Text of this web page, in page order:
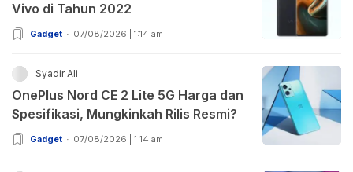
Vivo di Tahun 2022
Gadget 07/08/2026 | 1:14 am
Syadir Ali
OnePlus Nord CE 2 Lite 5G Harga dan
Spesifikasi, Mungkinkah Rilis Resmi?
Gadget 07/08/2026 | 1:14 am